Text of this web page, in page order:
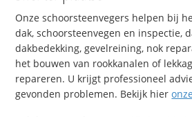
Onze schoorsteenvegers helpen bij
dak, schoorsteenvegen en inspectie,
dakbedekking, gevelreining, nok
het bouwen van rookkanalen of
repareren. U krijgt professioneel
gevonden problemen. Bekijk hier